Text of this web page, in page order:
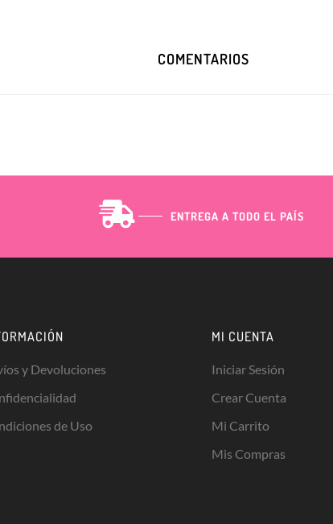
COMENTARIOS
ENTREGA A TODO EL PAÍS
y Devoluciones
de Uso
MI CUENTA
Iniciar Sesión
Crear Cuenta
Mi Carrito
Mis Compras